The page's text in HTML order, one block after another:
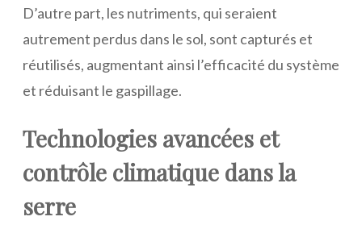
D’autre part, les nutriments, qui seraient
autrement perdus dans le sol, sont capturés et
réutilisés, augmentant ainsi l’efficacité du système
et réduisant le gaspillage.
Technologies avancées et
contrôle climatique dans la
serre